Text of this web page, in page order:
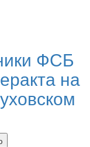
ФСБ
на